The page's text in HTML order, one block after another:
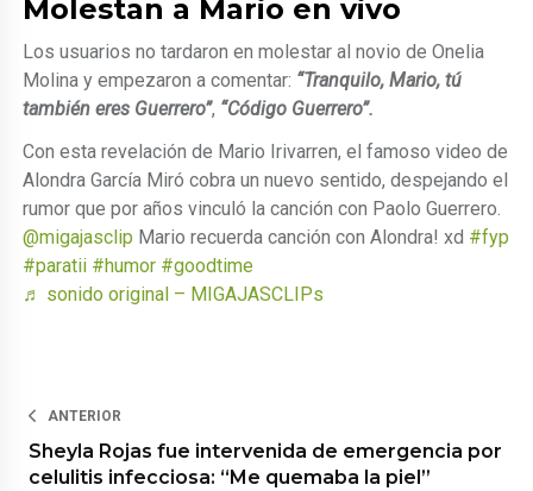
Molestan a Mario en vivo
Los usuarios no tardaron en molestar al novio de Onelia
Molina y empezaron a comentar: “Tranquilo, Mario, tú
también eres Guerrero”, “Código Guerrero”.
Con esta revelación de Mario Irivarren, el famoso video de
Alondra García Miró cobra un nuevo sentido, despejando el
rumor que por años vinculó la canción con Paolo Guerrero.
@migajasclip Mario recuerda canción con Alondra! xd #fyp
#paratii #humor #goodtime
♬ sonido original – MIGAJASCLIPs
ANTERIOR
Sheyla Rojas fue intervenida de emergencia por
celulitis infecciosa: “Me quemaba la piel”